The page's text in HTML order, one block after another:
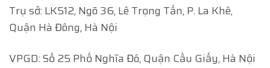
Trụ sở: LK512, Ngõ 36, Lê Trọng Tấn, P. La Khê,
Quận Hà Đông, Hà Nội
VPGD: Số 25 Phố Nghĩa Đô, Quận Cầu Giấy, Hà Nội